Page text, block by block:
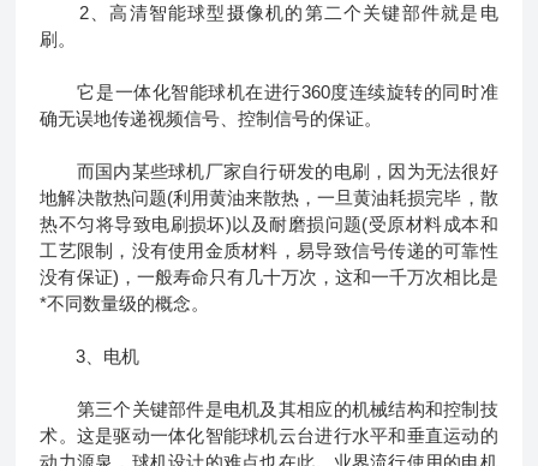
2、高清智能球型摄像机的第二个关键部件就是电
刷。
它是一体化智能球机在进行360度连续旋转的同时准
确无误地传递视频信号、控制信号的保证。
而国内某些球机厂家自行研发的电刷，因为无法很好
地解决散热问题(利用黄油来散热，一旦黄油耗损完毕，散
热不匀将导致电刷损坏)以及耐磨损问题(受原材料成本和
工艺限制，没有使用金质材料，易导致信号传递的可靠性
没有保证)，一般寿命只有几十万次，这和一千万次相比是
*不同数量级的概念。
3、电机
第三个关键部件是电机及其相应的机械结构和控制技
术。这是驱动一体化智能球机云台进行水平和垂直运动的
动力源泉，球机设计的难点也在此。业界流行使用的电机